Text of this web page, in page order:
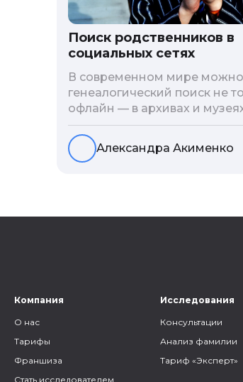
Поиск родственников в
социальных сетях
В современном мире
генеалогический поиск не
офлайн — в архивах и
воспользоваться
мы расскажем вам как и в
социальных сетях можно
то, как грамотно построить
Александра Акименко
Компания
О нас
Тарифы
Франшиза
Стать исследователем
Исследования
Консультации
Анализ фамилии
Тариф «Эксперт»